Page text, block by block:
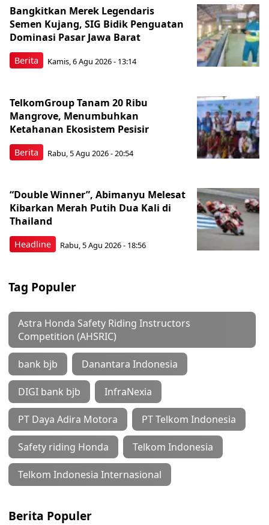
Berita
Bangkitkan Merek Legendaris
Semen Kujang, SIG Bidik Penguatan
Dominasi Pasar Jawa Barat
Kamis, 6 Agu 2026 - 13:14
Berita
TelkomGroup Tanam 20 Ribu
Mangrove, Menumbuhkan
Ketahanan Ekosistem Pesisir
Rabu, 5 Agu 2026 - 20:54
Headline
“Double Winner”, Abimanyu Melesat
Kibarkan Merah Putih Dua Kali di
Thailand
Rabu, 5 Agu 2026 - 18:56
Tag Populer
Astra Honda Safety Riding Instructors
Competition (AHSRIC)
bank bjb Danantara Indonesia
DIGI bank bjb InfraNexia
PT Daya Adira Motora PT Telkom Indonesia
Safety riding Honda Telkom Indonesia
Telkom Indonesia Internasional
Berita Populer